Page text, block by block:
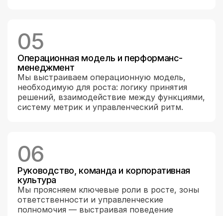
05
Операционная модель и перформанс-
менеджмент
Мы выстраиваем операционную модель,
необходимую для роста: логику принятия
решений, взаимодействие между функциями,
систему метрик и управленческий ритм.
06
Руководство, команда и корпоративная
культура
Мы проясняем ключевые роли в росте, зоны
ответственности и управленческие
полномочия — выстраивая поведение